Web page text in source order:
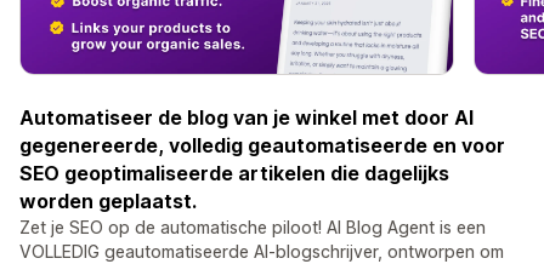
Automatiseer de blog van je winkel met door AI
gegenereerde, volledig geautomatiseerde en voor
SEO geoptimaliseerde artikelen die dagelijks
worden geplaatst.
Zet je SEO op de automatische piloot! AI Blog Agent is een
VOLLEDIG geautomatiseerde AI-blogschrijver, ontworpen om